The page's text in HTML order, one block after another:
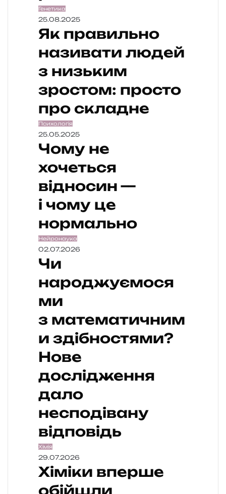
Генетика
25.08.2025
Як правильно
називати людей
з низьким
зростом: просто
про складне
Психологія
25.05.2025
Чому не
хочеться
відносин —
і чому це
нормально
Нейронаука
02.07.2026
Чи
народжуємося
ми
з математичним
и здібностями?
Нове
дослідження
дало
несподівану
відповідь
Хімія
29.07.2026
Хіміки вперше